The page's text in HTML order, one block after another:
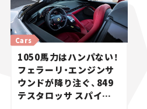
Cars
1050馬力はハンパない！
フェラーリ・エンジンサ
ウンドが降り注ぐ、849
テスタロッサ スパイダ